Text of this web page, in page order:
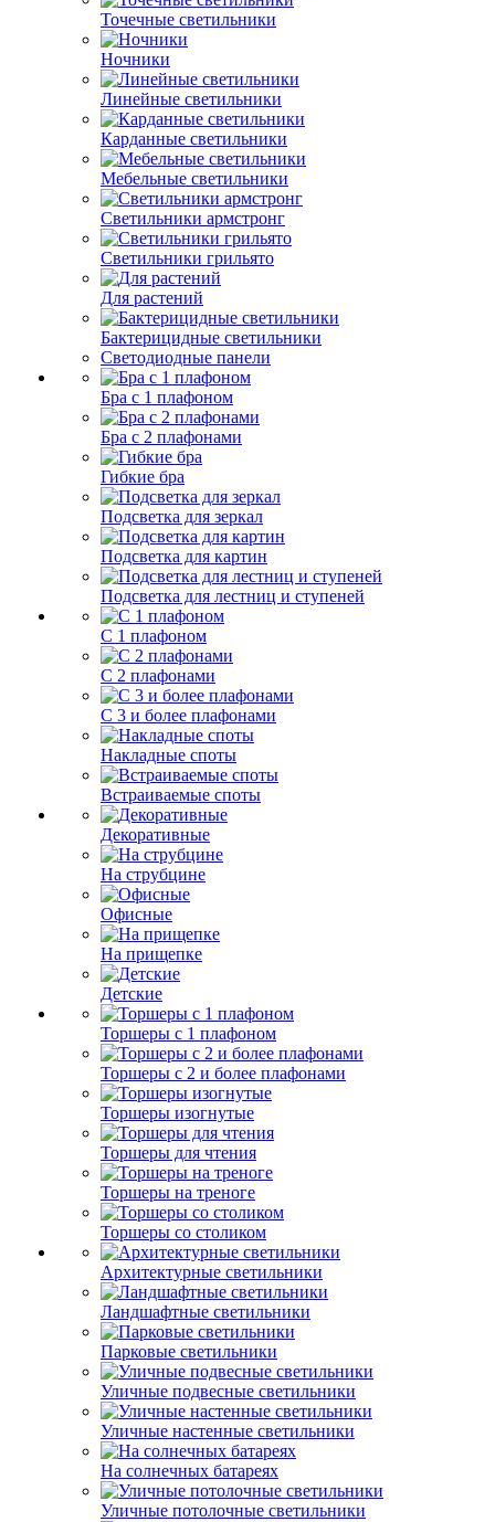
Точечные светильники
Ночники
Линейные светильники
Карданные светильники
Мебельные светильники
Светильники армстронг
Светильники грильято
Для растений
Бактерицидные светильники
Светодиодные панели
Бра с 1 плафоном
Бра с 2 плафонами
Гибкие бра
Подсветка для зеркал
Подсветка для картин
Подсветка для лестниц и ступеней
С 1 плафоном
С 2 плафонами
С 3 и более плафонами
Накладные споты
Встраиваемые споты
Декоративные
На струбцине
Офисные
На прищепке
Детские
Торшеры с 1 плафоном
Торшеры с 2 и более плафонами
Торшеры изогнутые
Торшеры для чтения
Торшеры на треноге
Торшеры со столиком
Архитектурные светильники
Ландшафтные светильники
Парковые светильники
Уличные подвесные светильники
Уличные настенные светильники
На солнечных батареях
Уличные потолочные светильники